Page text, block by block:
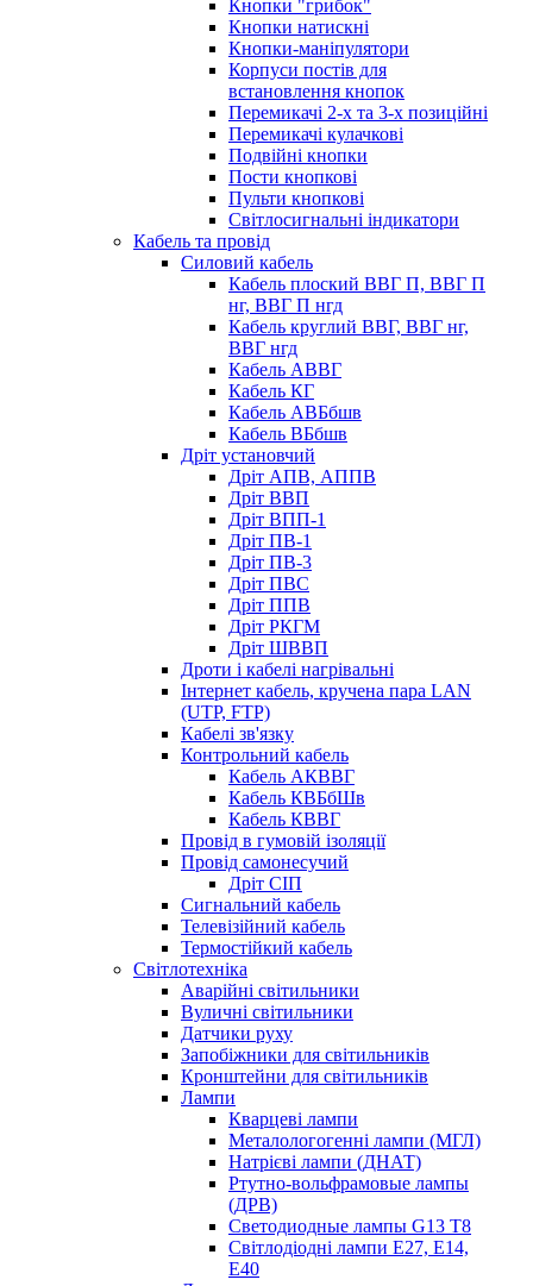
Кнопки "грибок"
Кнопки натискні
Кнопки-маніпулятори
Корпуси постів для
встановлення кнопок
Перемикачі 2-х та 3-х позиційні
Перемикачі кулачкові
Подвійні кнопки
Пости кнопкові
Пульти кнопкові
Світлосигнальні індикатори
Кабель та провід
Силовий кабель
Кабель плоский ВВГ П, ВВГ П
нг, ВВГ П нгд
Кабель круглий ВВГ, ВВГ нг,
ВВГ нгд
Кабель АВВГ
Кабель КГ
Кабель АВБбшв
Кабель ВБбшв
Дріт установчий
Дріт АПВ, АППВ
Дріт ВВП
Дріт ВПП-1
Дріт ПВ-1
Дріт ПВ-3
Дріт ПВС
Дріт ППВ
Дріт РКГМ
Дріт ШВВП
Дроти і кабелі нагрівальні
Інтернет кабель, кручена пара LAN
(UTP, FTP)
Кабелі зв'язку
Контрольний кабель
Кабель АКВВГ
Кабель КВБбШв
Кабель КВВГ
Провід в гумовій ізоляції
Провід самонесучий
Дріт СІП
Сигнальний кабель
Телевізійний кабель
Термостійкий кабель
Світлотехніка
Аварійні світильники
Вуличні світильники
Датчики руху
Запобіжники для світильників
Кронштейни для світильників
Лампи
Кварцеві лампи
Металологогенні лампи (МГЛ)
Натрієві лампи (ДНАТ)
Ртутно-вольфрамовые лампы
(ДРВ)
Светодиодные лампы G13 Т8
Світлодіодні лампи E27, E14,
E40